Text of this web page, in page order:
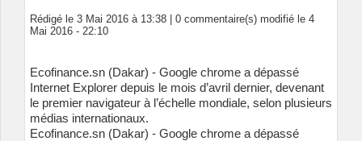
Rédigé le 3 Mai 2016 à 13:38 | 0 commentaire(s) modifié le 4
Mai 2016 - 22:10
Ecofinance.sn (Dakar) - Google chrome a dépassé
Internet Explorer depuis le mois d’avril dernier, devenant
le premier navigateur à l’échelle mondiale, selon plusieurs
médias internationaux.
Ecofinance.sn (Dakar) - Google chrome a dépassé